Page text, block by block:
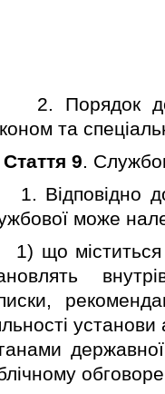
Порядок
та
Стаття 9.
Вiдповiдно до
може
що мiститься в